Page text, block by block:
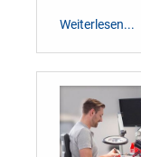
Weiterlesen...